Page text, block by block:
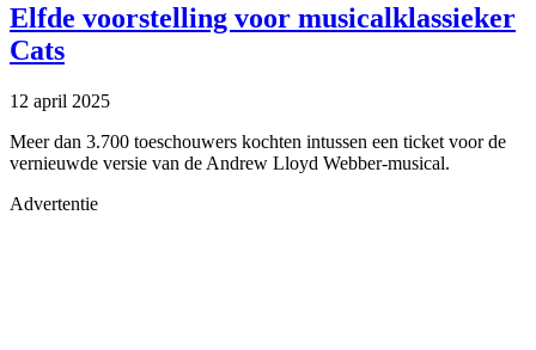
Elfde voorstelling voor musicalklassieker
Cats
12 april 2025
Meer dan 3.700 toeschouwers kochten intussen een ticket voor de
vernieuwde versie van de Andrew Lloyd Webber-musical.
Advertentie